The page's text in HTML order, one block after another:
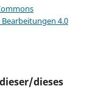
4.0
dieses